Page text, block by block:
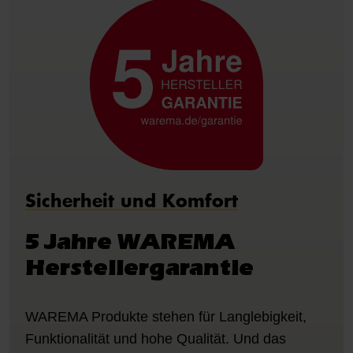
Sicherheit und Komfort
5 Jahre WAREMA
Herstellergarantie
WAREMA Produkte stehen für Langlebigkeit,
Funktionalität und hohe Qualität. Und das